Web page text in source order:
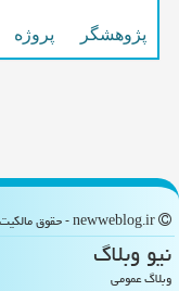
پژوهشگر پروژه
نیو وبلاگ
وبلاگ عمومی